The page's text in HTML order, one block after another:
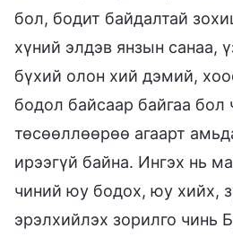
бол, бодит байдалтай
хүний элдэв янзын санаа,
бүхий олон хий дэмий,
бодол байсаар байгаа бол
төсөөллөөрөө агаарт
ирээгүй байна. Ингэх нь
чиний юу бодох, юу хийх,
эрэлхийлэх зорилго чинь